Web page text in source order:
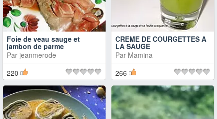
Foie de veau sauge et
jambon de parme
Par jeanmerode
220
CREME DE COURGETTES A
LA SAUGE
Par Mamina
266